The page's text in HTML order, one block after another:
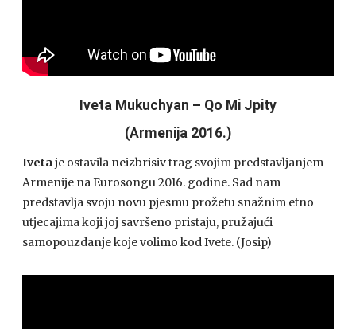
Iveta Mukuchyan – Qo Mi Jpity
(Armenija 2016.)
Ivetaje ostavila neizbrisiv trag svojim predstavljanjem
Armenije na Eurosongu 2016. godine. Sad nam
predstavlja svoju novu pjesmu prožetu snažnim etno
utjecajima koji joj savršeno pristaju, pružajući
samopouzdanje koje volimo kod Ivete. (Josip)